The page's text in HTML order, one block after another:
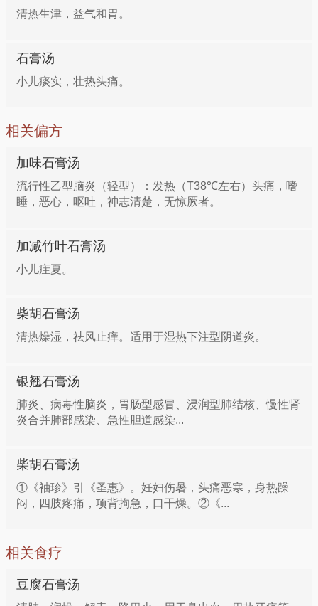
清热生津，益气和胃。
石膏汤
小儿痰实，壮热头痛。
相关偏方
加味石膏汤
流行性乙型脑炎（轻型）：发热（T38℃左右）头痛，嗜
睡，恶心，呕吐，神志清楚，无惊厥者。
加减竹叶石膏汤
小儿疰夏。
柴胡石膏汤
清热燥湿，祛风止痒。适用于湿热下注型阴道炎。
银翘石膏汤
肺炎、病毒性脑炎，胃肠型感冒、浸润型肺结核、慢性肾
炎合并肺部感染、急性胆道感染...
柴胡石膏汤
①《袖珍》引《圣惠》。妊妇伤暑，头痛恶寒，身热躁
闷，四肢疼痛，项背拘急，口干燥。②《...
相关食疗
豆腐石膏汤